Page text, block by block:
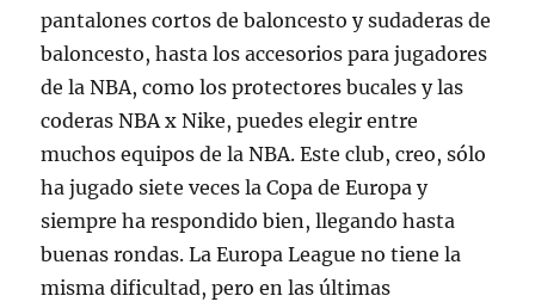
pantalones cortos de baloncesto y sudaderas de
baloncesto, hasta los accesorios para jugadores
de la NBA, como los protectores bucales y las
coderas NBA x Nike, puedes elegir entre
muchos equipos de la NBA. Este club, creo, sólo
ha jugado siete veces la Copa de Europa y
siempre ha respondido bien, llegando hasta
buenas rondas. La Europa League no tiene la
misma dificultad, pero en las últimas